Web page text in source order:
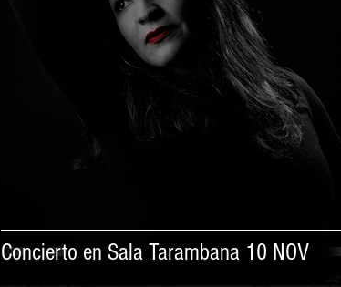
Concierto en Sala Tarambana 10 NOV